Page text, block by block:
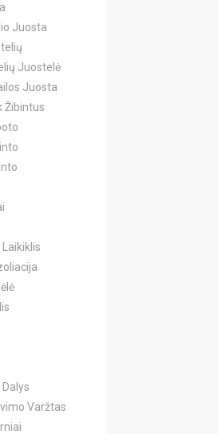
Juosta
Juostelė
Juosta
Žibintus
Varžtas